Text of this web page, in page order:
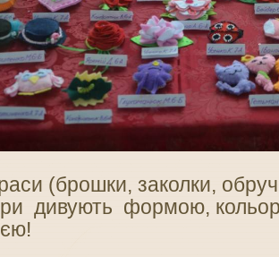
(брошки, заколки,
дивують формою,